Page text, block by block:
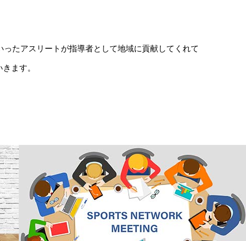
たアスリートが指導者として地域に貢献してくれて
ます。